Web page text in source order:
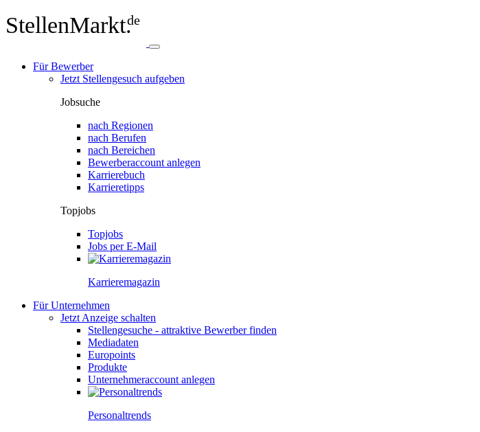
StellenMarkt.de
Für Bewerber
Jetzt Stellengesuch aufgeben
Jobsuche
nach Regionen
nach Berufen
nach Bereichen
Bewerberaccount anlegen
Karrierebuch
Karrieretipps
Topjobs
Topjobs
Jobs per E-Mail
Karriere­magazin
Für Unternehmen
Jetzt Anzeige schalten
Stellengesuche - attraktive Bewerber finden
Mediadaten
Europoints
Produkte
Unternehmeraccount anlegen
Personal­trends